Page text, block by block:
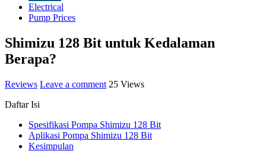
Electrical
Pump Prices
Shimizu 128 Bit untuk Kedalaman
Berapa?
Reviews Leave a comment 25 Views
Daftar Isi
Spesifikasi Pompa Shimizu 128 Bit
Aplikasi Pompa Shimizu 128 Bit
Kesimpulan